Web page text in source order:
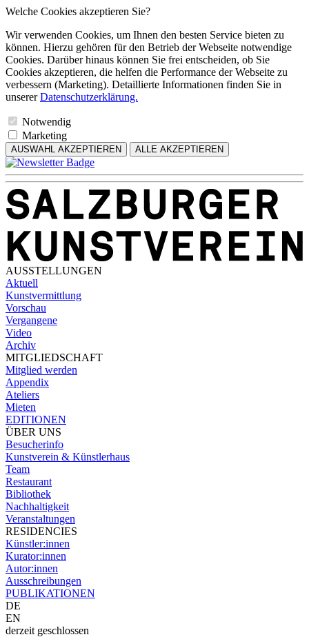
Welche Cookies akzeptieren Sie?
Wir verwenden Cookies, um Ihnen den besten Service bieten zu
können. Hierzu gehören für den Betrieb der Webseite notwendige
Cookies. Darüber hinaus können Sie frei entscheiden, ob Sie
Cookies akzeptieren, die helfen die Performance der Webseite zu
verbessern (Marketing). Detaillierte Informationen finden Sie in
unsererDatenschutzerklärung.
Notwendig
Marketing
AUSWAHL AKZEPTIEREN ALLE AKZEPTIEREN
AUSSTELLUNGEN
Aktuell
Kunstvermittlung
Vorschau
Vergangene
Video
Archiv
MITGLIEDSCHAFT
Mitglied werden
Appendix
Ateliers
Mieten
EDITIONEN
ÜBER UNS
Besucherinfo
Kunstverein & Künstlerhaus
Team
Restaurant
Bibliothek
Nachhaltigkeit
Veranstaltungen
RESIDENCIES
Künstler:innen
Kurator:innen
Autor:innen
Ausschreibungen
PUBLIKATIONEN
DE
EN
derzeit geschlossen